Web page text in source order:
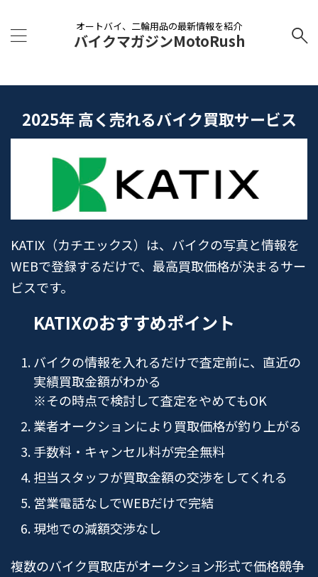
オートバイ、二輪用品の最新情報を紹介
バイクマガジンMotoRush
2025年 高く売れるバイク買取サービス
KATIX（カチエックス）は、バイクの写真と情報を
WEBで登録するだけで、最高買取価格が決まるサー
ビスです。
KATIXのおすすめポイント
バイクの情報を入れるだけで査定前に、直近の
実績買取金額がわかる
※その時点で検討して査定をやめてもOK
業者オークションにより買取価格が釣り上がる
手数料・キャンセル料が完全無料
担当スタッフが買取金額の交渉をしてくれる
営業電話なしでWEBだけで完結
現地での減額交渉なし
複数のバイク買取店がオークション形式で価格競争